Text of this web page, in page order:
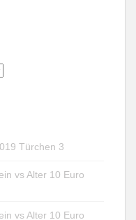
Türchen 3
vs Alter 10 Euro
vs Alter 10 Euro